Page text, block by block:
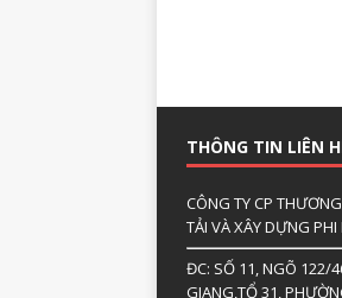
THÔNG TIN LIÊN
CÔNG TY CP
TẢI VÀ XÂY DỰNG PHI
ĐC: SỐ 11, NGÕ 122/
GIANG,TỔ 31,